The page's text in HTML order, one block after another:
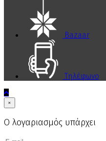
Bazaar
Τηλέφωνο
×
Ο λογαριασμός υπάρχει